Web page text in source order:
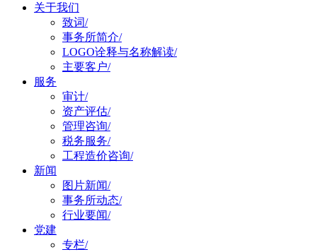
关于我们
致词/
事务所简介/
LOGO诠释与名称解读/
主要客户/
服务
审计/
资产评估/
管理咨询/
税务服务/
工程造价咨询/
新闻
图片新闻/
事务所动态/
行业要闻/
党建
专栏/